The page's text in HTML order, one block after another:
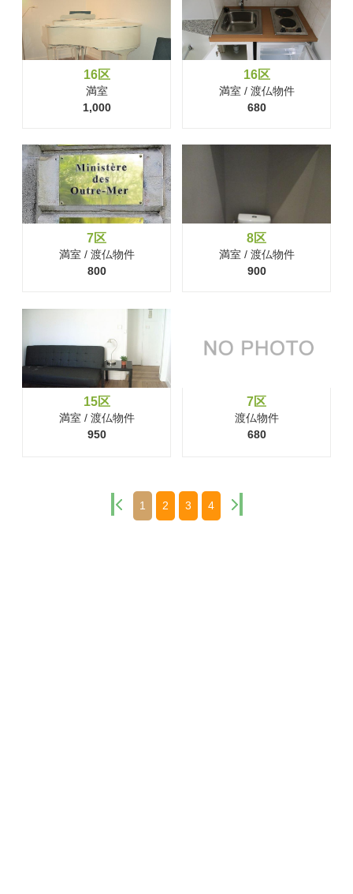
16区
満室
1,000
16区
満室 / 渡仏物件
680
7区
満室 / 渡仏物件
800
8区
満室 / 渡仏物件
900
15区
満室 / 渡仏物件
950
7区
渡仏物件
680
1 2 3 4